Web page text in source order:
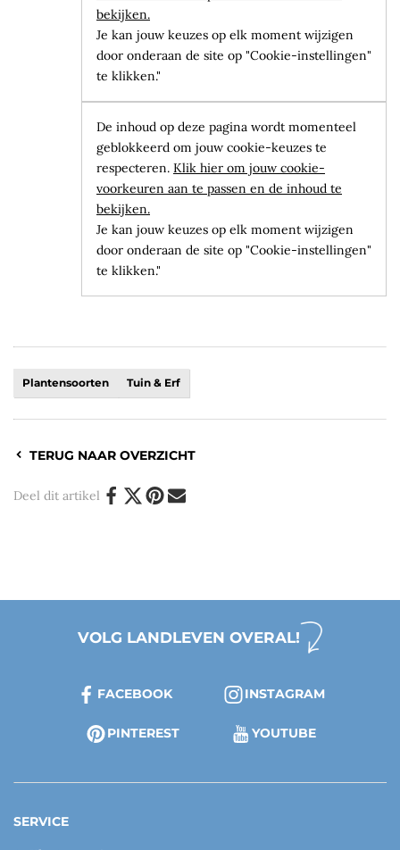
bekijken.
Je kan jouw keuzes op elk moment wijzigen
door onderaan de site op "Cookie-instellingen"
te klikken."
De inhoud op deze pagina wordt momenteel
geblokkeerd om jouw cookie-keuzes te
respecteren. Klik hier om jouw cookie-
voorkeuren aan te passen en de inhoud te
bekijken.
Je kan jouw keuzes op elk moment wijzigen
door onderaan de site op "Cookie-instellingen"
te klikken."
Plantensoorten Tuin & Erf
TERUG NAAR OVERZICHT
Deel dit artikel
VOLG LANDLEVEN OVERAL!
FACEBOOK INSTAGRAM
PINTEREST YOUTUBE
SERVICE